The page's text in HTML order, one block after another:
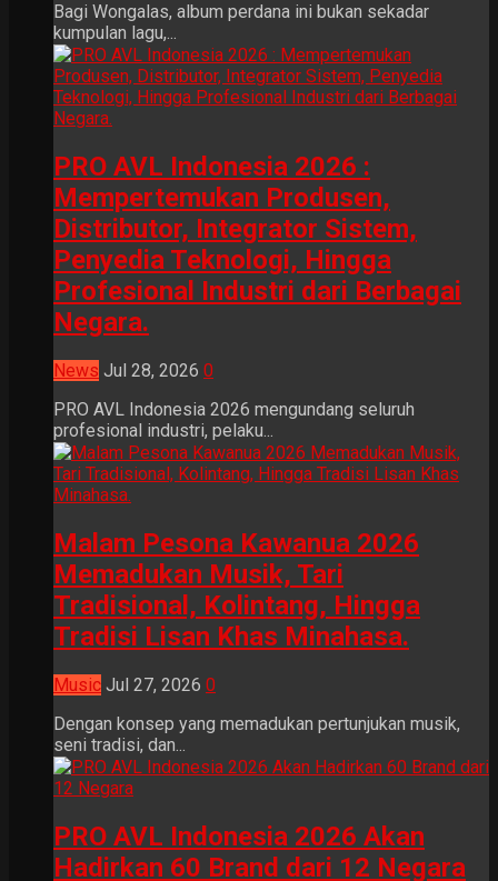
Bagi Wongalas, album perdana ini bukan sekadar
kumpulan lagu,...
PRO AVL Indonesia 2026 :
Mempertemukan Produsen,
Distributor, Integrator Sistem,
Penyedia Teknologi, Hingga
Profesional Industri dari Berbagai
Negara.
News Jul 28, 2026 0
PRO AVL Indonesia 2026 mengundang seluruh
profesional industri, pelaku...
Malam Pesona Kawanua 2026
Memadukan Musik, Tari
Tradisional, Kolintang, Hingga
Tradisi Lisan Khas Minahasa.
Music Jul 27, 2026 0
Dengan konsep yang memadukan pertunjukan musik,
seni tradisi, dan...
PRO AVL Indonesia 2026 Akan
Hadirkan 60 Brand dari 12 Negara